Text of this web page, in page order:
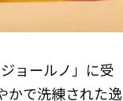
ョールノ」に受
かで洗練された逸